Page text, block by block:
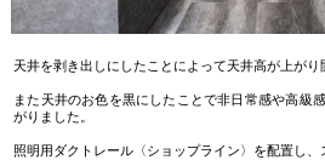
天井を剥き出しにしたことによって天井高が上がり
また天井のお色を黒にしたことで非日常感や高級
がりました。
照明用ダクトレール〈ショップライン〉を配置し